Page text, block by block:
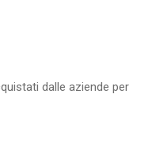
dalle aziende per